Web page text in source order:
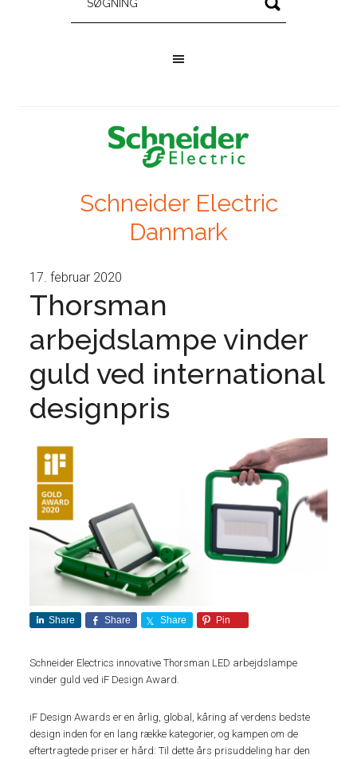
Schneider Electric
Danmark
17. februar 2020
Thorsman
arbejdslampe vinder
guld ved international
designpris
Share Share Share Pin
Schneider Electrics innovative Thorsman LED arbejdslampe
vinder guld ved iF Design Award.
iF Design Awards er en årlig, global, kåring af verdens bedste
design inden for en lang række kategorier, og kampen om de
eftertragtede priser er hård: Til dette års prisuddeling har den